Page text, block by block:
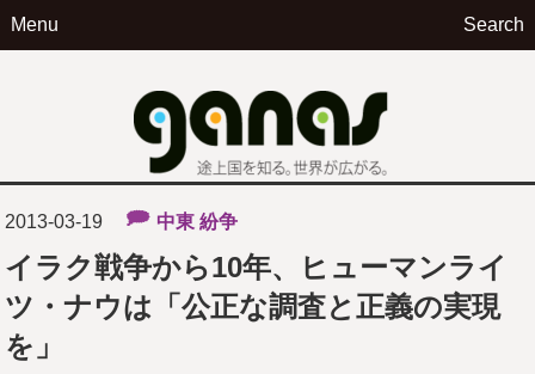
Menu Search
2013-03-19 中東 紛争
イラク戦争から10年、ヒューマンライ
ツ・ナウは「公正な調査と正義の実現
を」